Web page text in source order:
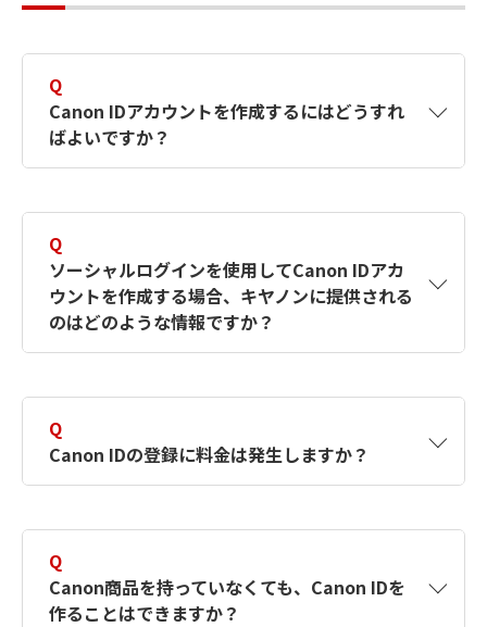
Q
Canon IDアカウントを作成するにはどうすれ
ばよいですか？
す。詳しい作成方法は【カメラ】Canon IDとは
何ですか？Canon IDの作成方法は？をご確認く
ださい。
Q
ソーシャルログインを使用してCanon IDアカ
ウントを作成する場合、キヤノンに提供される
のはどのような情報ですか？
択したサービスから取得します。アカウントを
簡単に作成できるように、この情報を使用して
Canon IDの登録フォームを入力します。
Q
Canon IDの登録に料金は発生しますか？
Q
Canon商品を持っていなくても、Canon IDを
作ることはできますか？